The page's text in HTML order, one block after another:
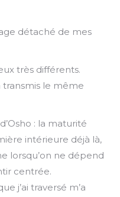
détaché de mes
très différents.
transmis le même
: la maturité
intérieure déjà là,
lorsqu’on ne dépend
centrée.
j’ai traversé m’a